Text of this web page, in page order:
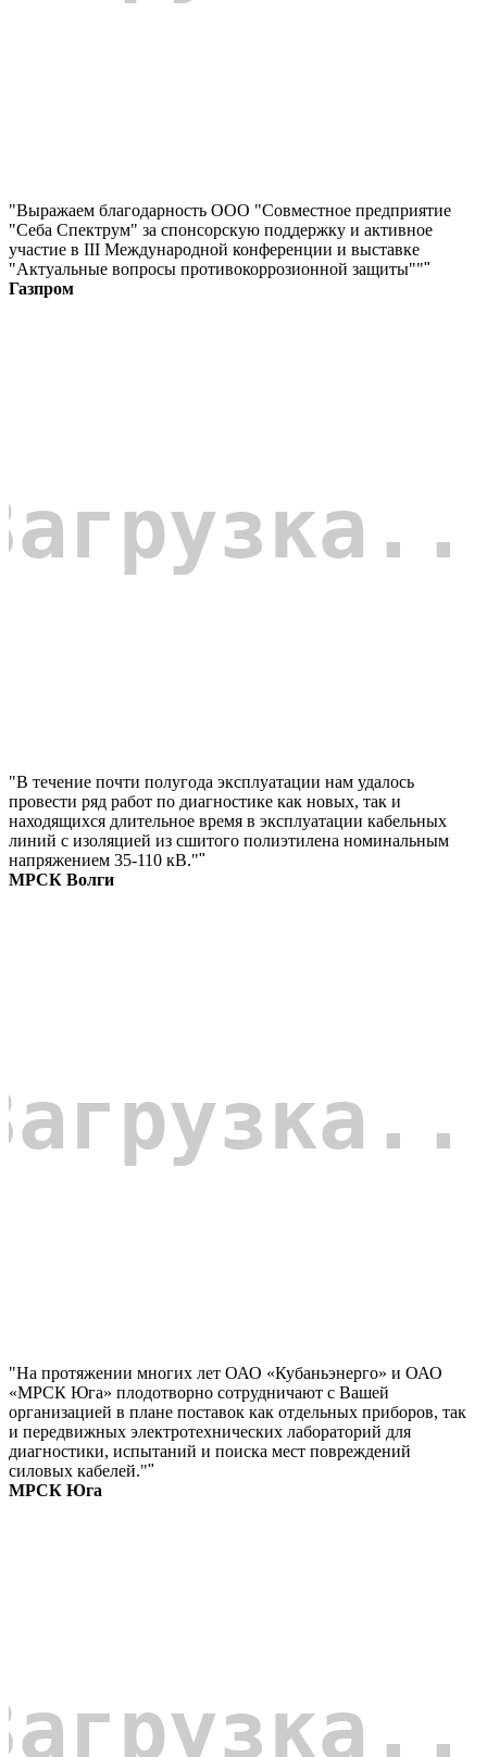
"Выражаем благодарность ООО "Совместное предприятие
"Себа Спектрум" за спонсорскую поддержку и активное
участие в III Международной конференции и выставке
"Актуальные вопросы противокоррозионной защиты"""
Газпром
"В течение почти полугода эксплуатации нам удалось
провести ряд работ по диагностике как новых, так и
находящихся длительное время в эксплуатации кабельных
линий с изоляцией из сшитого полиэтилена номинальным
напряжением 35-110 кВ.""
МРСК Волги
"На протяжении многих лет ОАО «Кубаньэнерго» и ОАО
«МРСК Юга» плодотворно сотрудничают с Вашей
организацией в плане поставок как отдельных приборов, так
и передвижных электротехнических лабораторий для
диагностики, испытаний и поиска мест повреждений
силовых кабелей.""
МРСК Юга